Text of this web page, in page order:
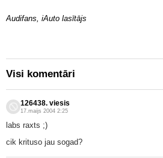
Audifans, iAuto lasītājs
Visi komentāri
126438. viesis
17.maijs 2004 2:25
labs raxts ;)
cik krituso jau sogad?